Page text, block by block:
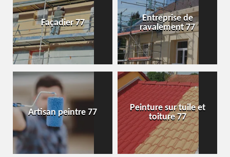
Façadier 77
Entreprise de
ravalement 77
Artisan peintre 77
Peinture sur tuile et
toiture 77